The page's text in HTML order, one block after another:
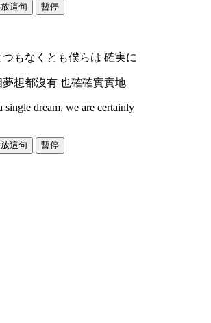
這句 暫停
もなくとも僕らは 確実に
夢想都沒有 也確確實實地
single dream, we are certainly
這句 暫停